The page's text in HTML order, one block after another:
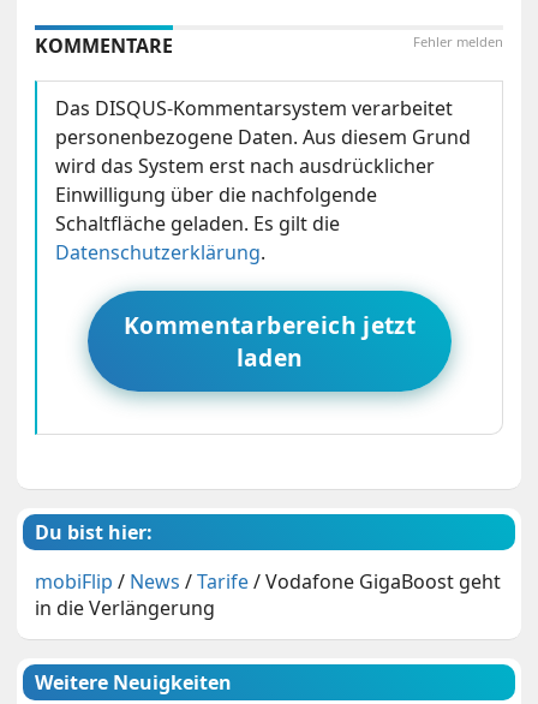
Fehler melden
KOMMENTARE
Das DISQUS-Kommentarsystem verarbeitet
personenbezogene Daten. Aus diesem Grund
wird das System erst nach ausdrücklicher
Einwilligung über die nachfolgende
Schaltfläche geladen. Es gilt die
Datenschutzerklärung.
Kommentarbereich jetzt
laden
Du bist hier:
mobiFlip / News /Tarife/Vodafone GigaBoost geht
in die Verlängerung
Weitere Neuigkeiten